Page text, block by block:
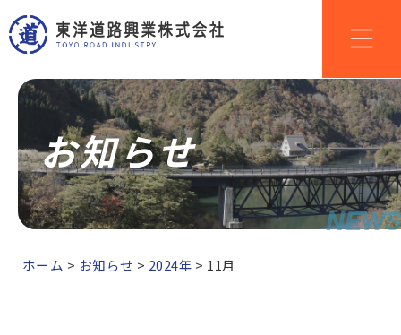
お知らせ
NEWS
ホーム > お知らせ > 2024年 > 11月